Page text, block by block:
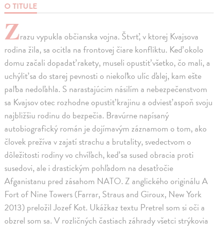
O TITULE
Zrazu vypukla občianska vojna. Štvrť, v ktorej Kvajsova
rodina žila, sa ocitla na frontovej čiare konfliktu. Keď okolo
domu začali dopadať rakety, museli opustiť všetko, čo mali, a
uchýliť sa do starej pevnosti o niekoľko ulíc ďalej, kam ešte
paľba nedoľahla. S narastajúcim násilím a nebezpečenstvom
sa Kvajsov otec rozhodne opustiť krajinu a odviesť aspoň svoju
najbližšiu rodinu do bezpečia. Bravúrne napísaný
autobiografický román je dojímavým záznamom o tom, ako
človek prežíva v zajatí strachu a brutality, svedectvom o
dôležitosti rodiny vo chvíľach, keď sa sused obracia proti
susedovi, ale i drastickým pohľadom na desaťročie
Afganistanu pred zásahom NATO. Z anglického originálu A
Fort of Nine Towers (Farrar, Straus and Giroux, New York
2013) preložil Jozef Kot. Ukážkaz textu Pretrel som si oči a
obzrel som sa. V rozličných častiach záhrady všetci strýkovia